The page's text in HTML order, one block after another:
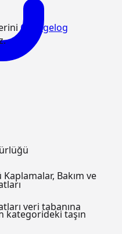
Changelog
veri tabanına
Bakım ve
kategorideki taşın